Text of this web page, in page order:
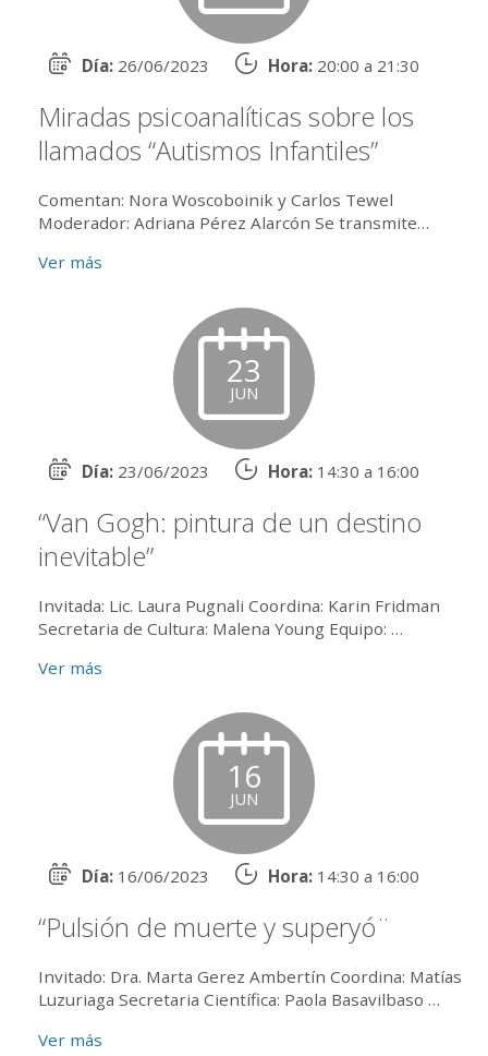
Día: 26/06/2023 Hora: 20:00 a 21:30
Miradas psicoanalíticas sobre los
llamados “Autismos Infantiles”
Comentan: Nora Woscoboinik y Carlos Tewel
Moderador: Adriana Pérez Alarcón Se transmite
acceso...
Ver más
23
JUN
Día: 23/06/2023 Hora: 14:30 a 16:00
“Van Gogh: pintura de un destino
inevitable”
Invitada: Lic. Laura Pugnali Coordina: Karin Fridman
Secretaria de Cultura: Malena Young Equipo:
Ver más
16
JUN
Día: 16/06/2023 Hora: 14:30 a 16:00
“Pulsión de muerte y superyó¨
Invitado: Dra. Marta Gerez Ambertín Coordina: Matías
Luzuriaga Secretaria Científica: Paola Basavilbaso
Ver más